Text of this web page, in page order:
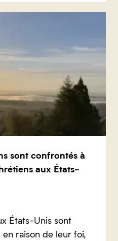
sont confrontés à
aux États-
États-Unis sont
raison de leur foi,